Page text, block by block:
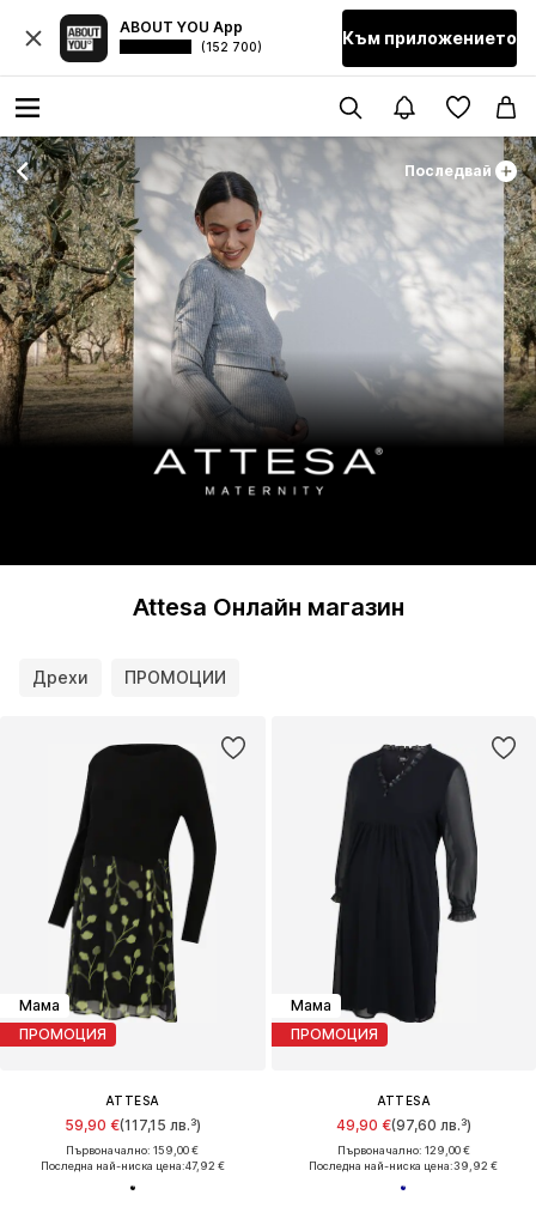
ABOUT YOU App
(152 700) Към приложението
Последвай
Attesa Онлайн магазин
Дрехи ПРОМОЦИИ
Мама
ПРОМОЦИЯ
ATTESA
59,90 €(117,15 лв.³)
Първоначално: 159,00 €
Последна най-ниска цена:47,92 €
Мама
ПРОМОЦИЯ
ATTESA
49,90 €(97,60 лв.³)
Първоначално: 129,00 €
Последна най-ниска цена:39,92 €